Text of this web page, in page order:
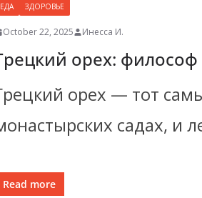
ЕДА ЗДОРОВЬЕ
October 22, 2025 Инесса И.
орех:
орех — тот
садах, и
Read more